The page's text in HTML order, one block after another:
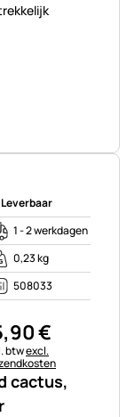
cactus,
Leverbaar
1 - 2 werkdagen
0,23 kg
508033
,90€
btwexcl.